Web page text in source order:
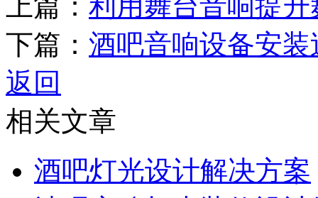
下篇： 酒吧音响设备安
返回
相关文章
酒吧灯光设计解决方案